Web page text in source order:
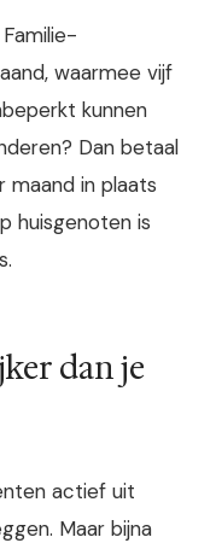
waarmee vijf
kunnen
Dan betaal
in plaats
huisgenoten is
dan je
actief uit
Maar bijna